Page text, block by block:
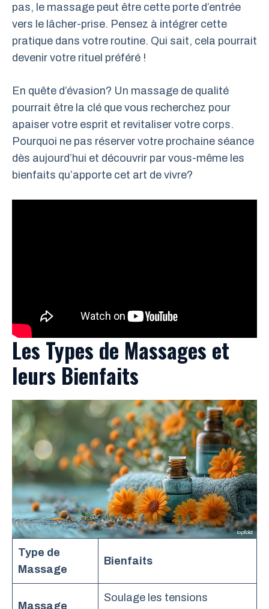
pas, le massage peut être cette porte d’entrée
vers le lâcher-prise. Pensez à intégrer cette
pratique dans votre routine. Qui sait, cela pourrait
devenir votre rituel préféré !
En quête d’évasion? Un massage de qualité
pourrait être la clé que vous recherchez pour
apaiser votre esprit et revitaliser votre corps.
Pourquoi ne pas réserver votre prochaine séance
dès aujourd’hui et découvrir par vous-même les
bienfaits qu’apporte cet art de vivre?
Les Types de Massages et
leurs Bienfaits
Type de
Massage
Bienfaits
Massage
Soulage les tensions